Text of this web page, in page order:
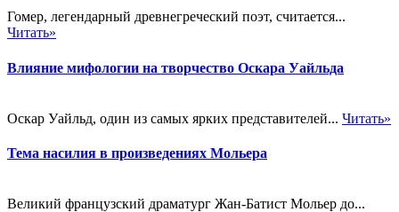
Гомер, легендарный древнегреческий поэт, считается...
Читать»
Влияние мифологии на творчество Оскара Уайльда
Оскар Уайльд, один из самых ярких представителей... Читать»
Тема насилия в произведениях Мольера
Великий французский драматург Жан-Батист Мольер до...